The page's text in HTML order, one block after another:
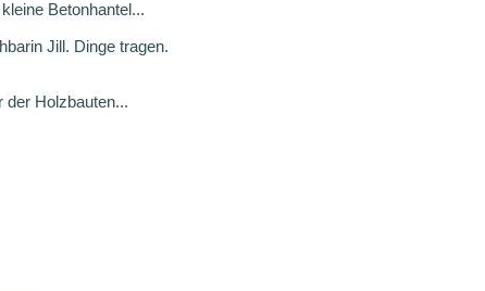
Betonhantel...
Jill. Dinge tragen.
der Holzbauten...